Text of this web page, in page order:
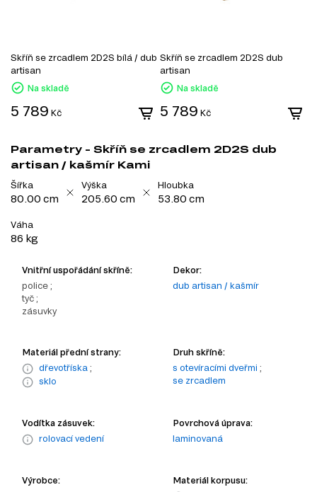
Skříň se zrcadlem 2D2S bílá / dub
artisan
Na skladě
5 789 Kč
Skříň se zrcadlem 2D2S dub
artisan
Na skladě
5 789 Kč
Parametry - Skříň se zrcadlem 2D2S dub
artisan / kašmír Kami
Šířka
80.00 cm
Výška
205.60 cm
Hloubka
53.80 cm
Váha
86 kg
Vnitřní uspořádání skříně:
police ;
tyč ;
zásuvky
Dekor:
dub artisan / kašmír
Materiál přední strany:
dřevotříska ;
sklo
Druh skříně:
s otevíracími dveřmi ;
se zrcadlem
Vodítka zásuvek:
rolovací vedení
Povrchová úprava:
laminovaná
Výrobce:
Materiál korpusu: